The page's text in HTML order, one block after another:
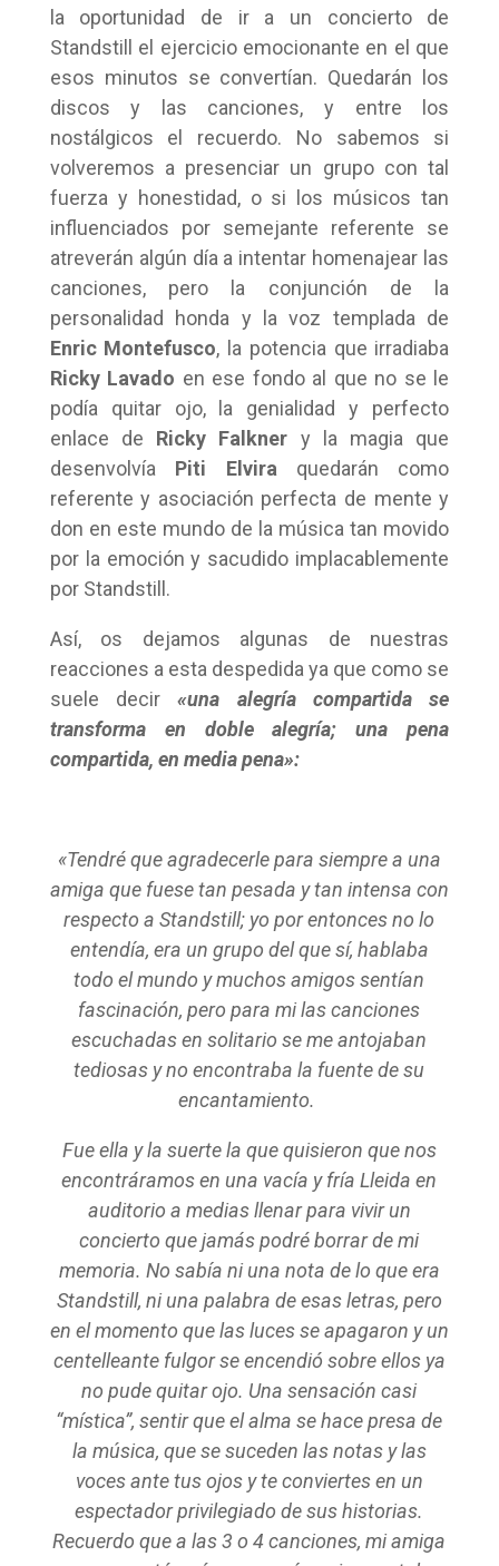
la oportunidad de ir a un concierto de
Standstill el ejercicio emocionante en el que
esos minutos se convertían. Quedarán los
discos y las canciones, y entre los
nostálgicos el recuerdo. No sabemos si
volveremos a presenciar un grupo con tal
fuerza y honestidad, o si los músicos tan
influenciados por semejante referente se
atreverán algún día a intentar homenajear las
canciones, pero la conjunción de la
personalidad honda y la voz templada de
Enric Montefusco, la potencia que irradiaba
Ricky Lavado en ese fondo al que no se le
podía quitar ojo, la genialidad y perfecto
enlace de Ricky Falkner y la magia que
desenvolvía Piti Elvira quedarán como
referente y asociación perfecta de mente y
don en este mundo de la música tan movido
por la emoción y sacudido implacablemente
por Standstill.
Así, os dejamos algunas de nuestras
reacciones a esta despedida ya que como se
suele decir«una alegría compartida se
transforma en doble alegría; una pena
compartida, en media pena»:
«Tendré que agradecerle para siempre a una
amiga que fuese tan pesada y tan intensa con
respecto a Standstill; yo por entonces no lo
entendía, era un grupo del que sí, hablaba
todo el mundo y muchos amigos sentían
fascinación, pero para mi las canciones
escuchadas en solitario se me antojaban
tediosas y no encontraba la fuente de su
encantamiento.
Fue ella y la suerte la que quisieron que nos
encontráramos en una vacía y fría Lleida en
auditorio a medias llenar para vivir un
concierto que jamás podré borrar de mi
memoria. No sabía ni una nota de lo que era
Standstill, ni una palabra de esas letras, pero
en el momento que las luces se apagaron y un
centelleante fulgor se encendió sobre ellos ya
no pude quitar ojo. Una sensación casi
“mística”, sentir que el alma se hace presa de
la música, que se suceden las notas y las
voces ante tus ojos y te conviertes en un
espectador privilegiado de sus historias.
Recuerdo que a las 3 o 4 canciones, mi amiga